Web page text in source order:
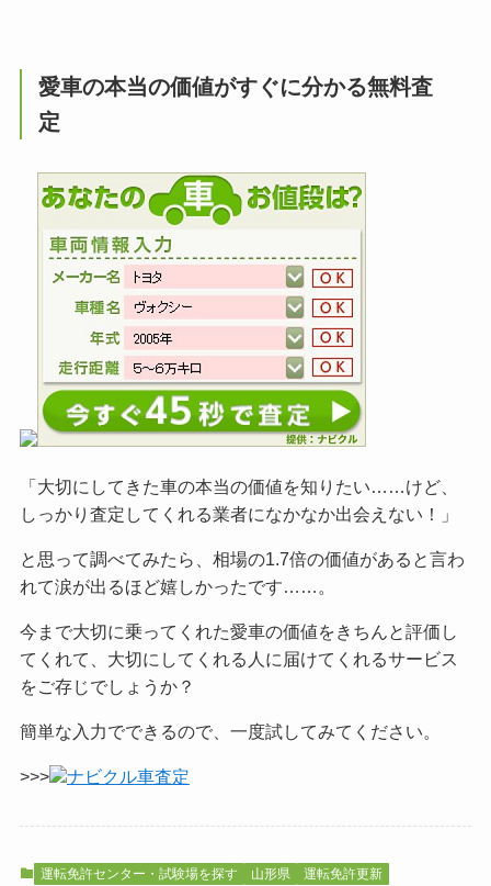
愛車の本当の価値がすぐに分かる無料査
定
「大切にしてきた車の本当の価値を知りたい……けど、
しっかり査定してくれる業者になかなか出会えない！」
と思って調べてみたら、相場の1.7倍の価値があると言わ
れて涙が出るほど嬉しかったです……。
今まで大切に乗ってくれた愛車の価値をきちんと評価し
てくれて、大切にしてくれる人に届けてくれるサービス
をご存じでしょうか？
簡単な入力でできるので、一度試してみてください。
>>> ナビクル車査定
運転免許センター・試験場を探す 山形県 運転免許更新